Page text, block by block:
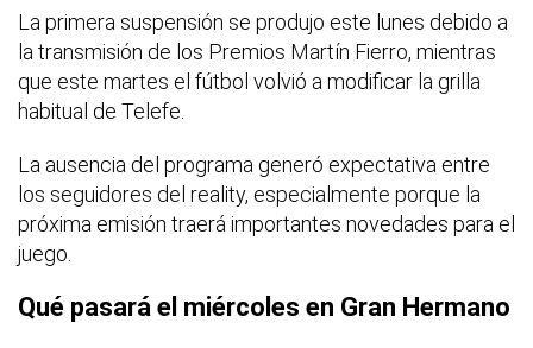
La primera suspensión se produjo este lunes debido a
la transmisión de los Premios Martín Fierro, mientras
que este martes el fútbol volvió a modificar la grilla
habitual de Telefe.
La ausencia del programa generó expectativa entre
los seguidores del reality, especialmente porque la
próxima emisión traerá importantes novedades para el
juego.
Qué pasará el miércoles en Gran Hermano